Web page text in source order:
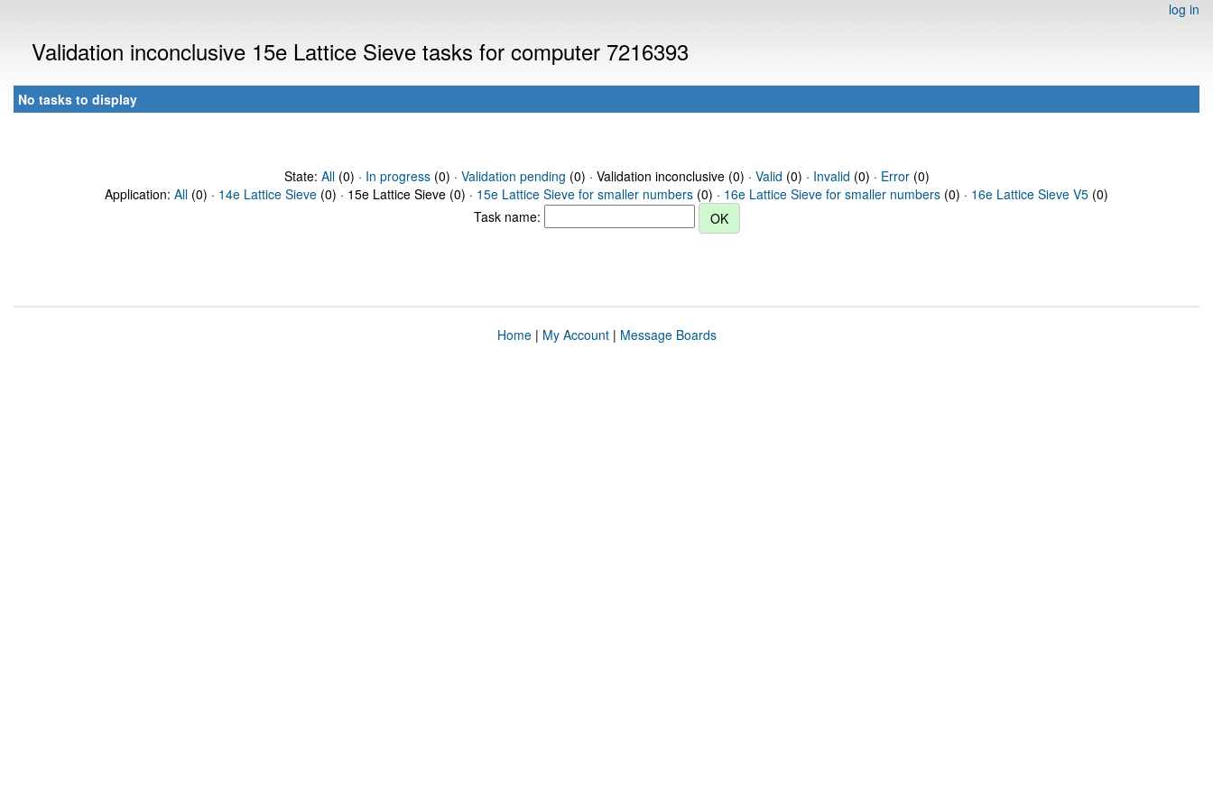
log in
Validation inconclusive 15e Lattice Sieve tasks for computer 7216393
No tasks to display
State: All(0) · In progress(0) · Validation pending (0) · Validation inconclusive (0) · Valid (0) · Invalid (0) · Error(0)
Application: All (0) · 14e Lattice Sieve (0) · 15e Lattice Sieve (0) · 15e Lattice Sieve for smaller numbers (0) · 16e Lattice Sieve for smaller numbers (0) · 16e Lattice Sieve V5 (0)
Task name:
Home| My Account| Message Boards